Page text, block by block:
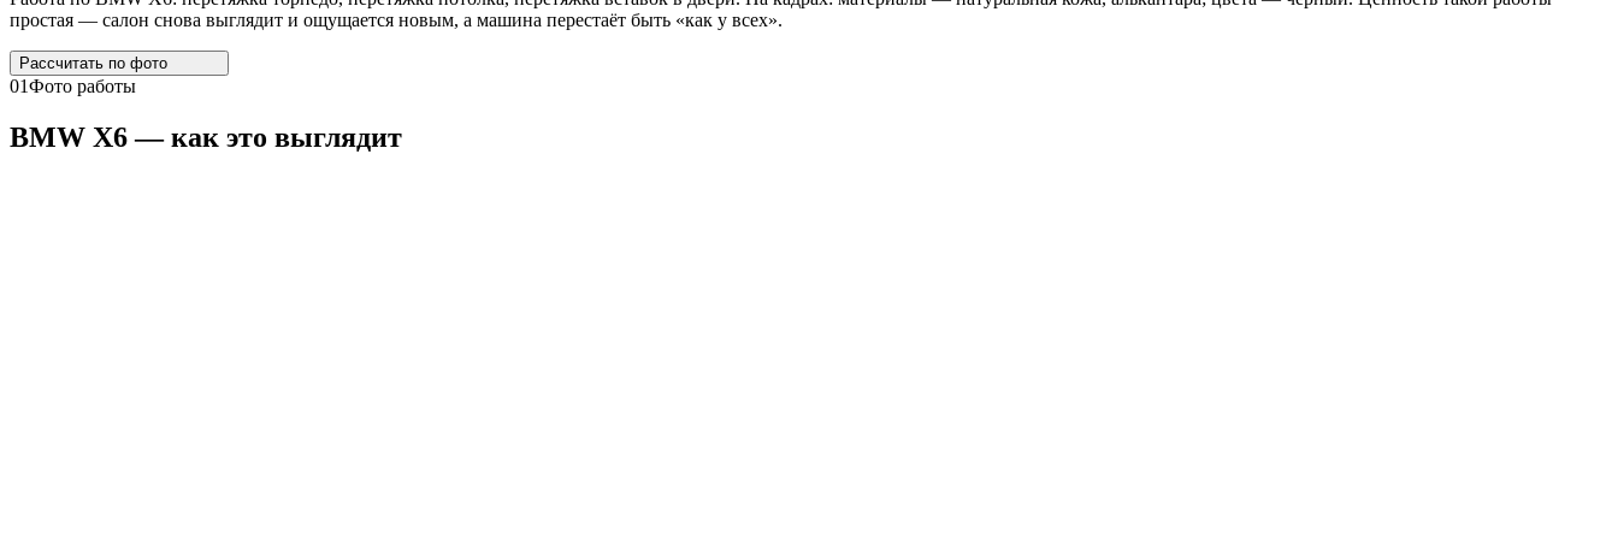
простая — салон снова выглядит и ощущается новым, а машина перестаёт быть «как у всех».
Рассчитать по фото
01Фото работы
BMW X6— как это выглядит